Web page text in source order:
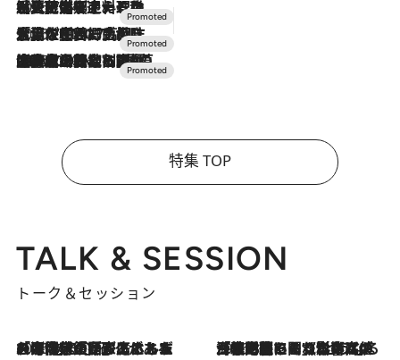
2026.7.24
【夏限定ディナーコース】旬を迎える稚鮎や花ズッキーニなどをイタリア・トスカーナの郷土料理の手法で満喫！
2026.7.17
「土佐和ハーブかき氷」がOMO7高知に登場！生姜、山椒、大葉など目にも舌にも涼を呼ぶ郷土の味
2026.7.10
NEW OPEN！【界 草津】名湯の地に誕生。趣の異なる2種の温泉と上州ならではの会席・蕎麦割烹など美食を味わう究極の癒やし旅
特集 TOP
TALK & SESSION
トーク＆セッション
2026.8.3
「今後値上げがあるとすれば…」「リスクがあるのは今年の冬」エネルギー専門家が語る、ホルムズ海峡封鎖が家庭にもたらす“ある心配” 2026.8.3
「住宅建てられない…」「サーチャージ料の高値が続いている」ホルムズ海峡封鎖による影響はいつまで続く？《エネルギー専門家に聞く“どうなる日本の暮らし”》